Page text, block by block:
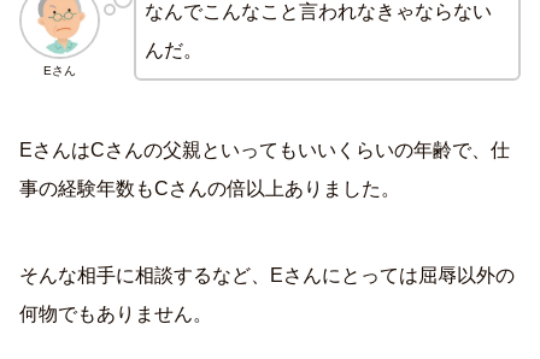
Eさん
なんでこんなこと言われなきゃならない
んだ。
EさんはCさんの父親といってもいいくらいの年齢で、仕
事の経験年数もCさんの倍以上ありました。
そんな相手に相談するなど、Eさんにとっては屈辱以外の
何物でもありません。